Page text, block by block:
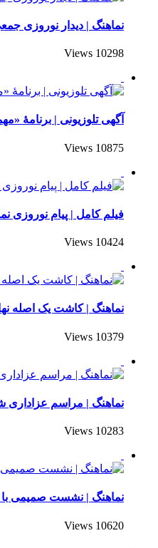
نماهنگ | دیدار نوروزی
10298 Views
آگهی تلوزیونی | برنامۀ
10875 Views
فیلم کامل | پیام نوروزی
10424 Views
نماهنگ | کاشت یک اصله
10379 Views
نماهنگ | مراسم
10283 Views
نماهنگ | نشست صمیمی با
10620 Views